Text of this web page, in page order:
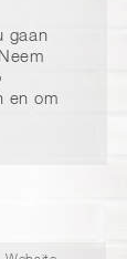
gaan
en om